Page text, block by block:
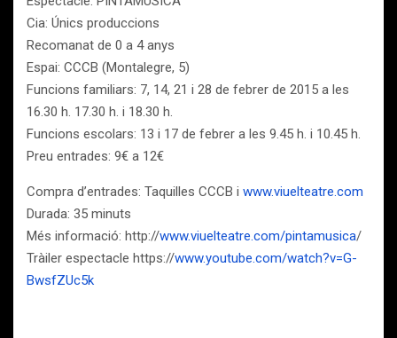
Cia: Únics produccions
Recomanat de 0 a 4 anys
Espai: CCCB (Montalegre, 5)
Funcions familiars: 7, 14, 21 i 28 de febrer de 2015 a les
16.30 h. 17.30 h. i 18.30 h.
Funcions escolars: 13 i 17 de febrer a les 9.45 h. i 10.45 h.
Preu entrades: 9€ a 12€
Compra d’entrades: Taquilles CCCB i www.viuelteatre.com
Durada: 35 minuts
Més informació: http://www.viuelteatre.com/pintamusica/
Tràiler espectacle https://www.youtube.com/watch?v=G-
BwsfZUc5k